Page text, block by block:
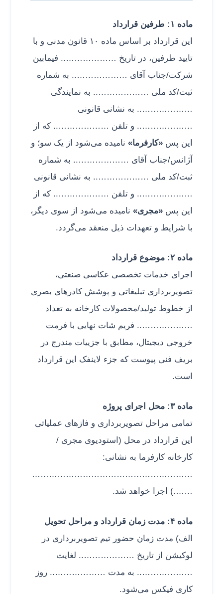
ماده ۱: طرفین قرارداد
این قرارداد بر اساس ماده ۱۰ قانون مدنی و با
تایید طرفین، در تاریخ ……………….. فیمابین
شرکت/جناب آقای ……………….. به شماره
ثبت/کد ملی ……………….. به نمایندگی
……………….. به نشانی قانونی
……………….. و تلفن ……………….. که از
این پس «کارفرما» نامیده می‌شود از یک سو؛ و
آژانس/جناب آقای ……………….. به شماره
ثبت/کد ملی ……………….. به نشانی قانونی
……………….. و تلفن ……………….. که از
این پس «مجری» نامیده می‌شود از سوی دیگر،
با شرایط و تعهدات ذیل منعقد می‌گردد.
ماده ۲: موضوع قرارداد
اجرای خدمات تخصصی عکاسی صنعتی،
تصویربرداری تبلیغاتی و پوشش کادرهای بصری
از خطوط تولید/محصولات کارخانه به تعداد
……………….. فریم شات نهایی با فرمت
خروجی دیجیتال، مطابق با جزییات مندرج در
بریف فنی پیوست که جزء لاینفک این قرارداد
است.
ماده ۳: محل اجرای پروژه
تمامی مراحل تصویربرداری و فازهای عملیاتی
این قرارداد در محل (استودیوی مجری /
کارخانه کارفرما به نشانی:
…………………………………………………
…….) اجرا خواهد شد.
ماده ۴: مدت زمان قرارداد و مراحل تحویل
الف) مدت زمان حضور تیم تصویربرداری در
لوکیشن از تاریخ ……………….. لغایت
……………….. به مدت ……………….. روز
کاری فیکس می‌شود.